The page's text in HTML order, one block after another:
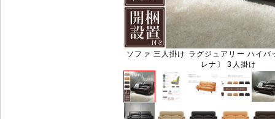
ソファ 三人掛け ラグジュアリー ハイバ
レナ〕 3人掛け